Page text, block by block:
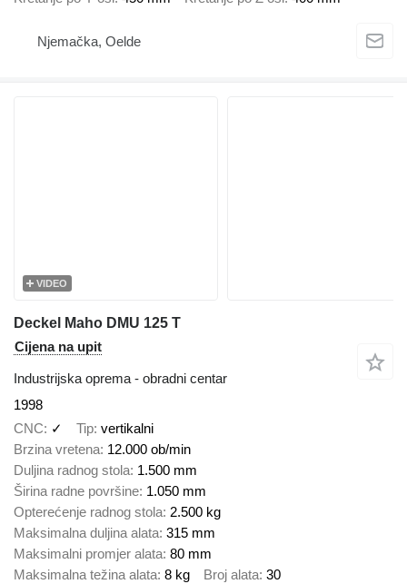
Njemačka, Oelde
VIDEO
Deckel Maho DMU 125 T
Cijena na upit
Industrijska oprema - obradni centar
1998
CNC
✓ Tip vertikalni
Brzina vretena 12.000 ob/min
Duljina radnog stola 1.500 mm
Širina radne površine 1.050 mm
Opterećenje radnog stola 2.500 kg
Maksimalna duljina alata 315 mm
Maksimalni promjer alata 80 mm
Maksimalna težina alata 8 kg Broj alata 30